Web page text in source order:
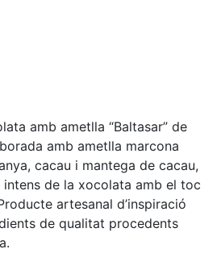
amb ametlla “Baltasar” de
amb ametlla marcona
cacau i mantega de cacau,
de la xocolata amb el toc
artesanal d’inspiració
de qualitat procedents